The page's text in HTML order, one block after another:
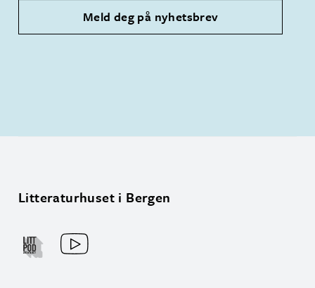
Meld deg på nyhetsbrev
Litteraturhuset i Bergen